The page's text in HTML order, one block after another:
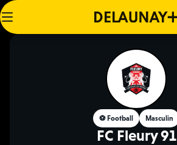
⚽️ Football Masculin
FC Fleury 91